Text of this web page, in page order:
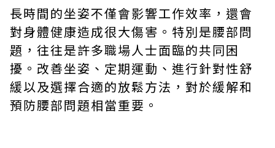
長時間的坐姿不僅會影響工作效率，還會
對身體健康造成很大傷害。特別是腰部問
題，往往是許多職場人士面臨的共同困
擾。改善坐姿、定期運動、進行針對性舒
緩以及選擇合適的放鬆方法，對於緩解和
預防腰部問題相當重要。